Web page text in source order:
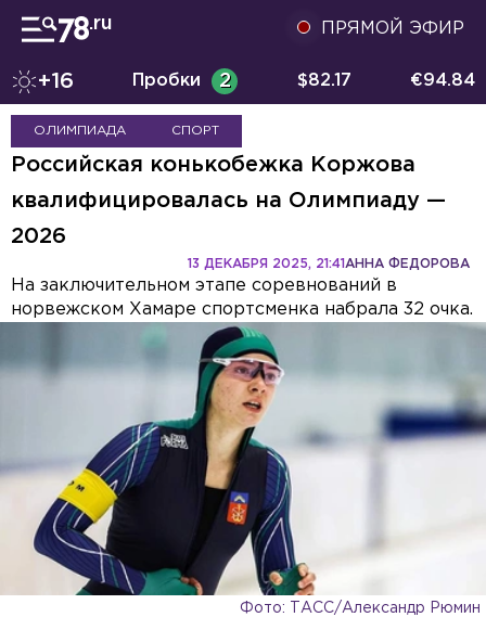
ПРЯМОЙ ЭФИР
+16 Пробки 2 $82.17 €94.84
ОЛИМПИАДА СПОРТ
Российская конькобежка Коржова
квалифицировалась на Олимпиаду —
2026
АННА ФЕДОРОВА
13 ДЕКАБРЯ 2025, 21:41
На заключительном этапе соревнований в
норвежском Хамаре спортсменка набрала 32 очка.
Фото: ТАСС/Александр Рюмин